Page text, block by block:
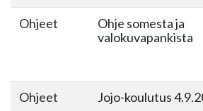
Ohjeet
Ohje somesta ja
valokuvapankista
Ohjeet Jojo-koulutus